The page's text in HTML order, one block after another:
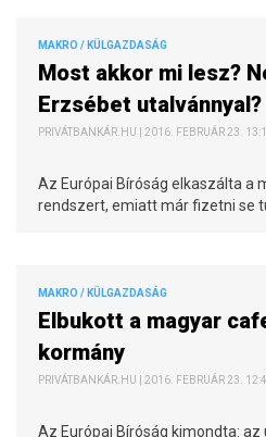
MAKRO / KÜLGAZDASÁG
Most akkor mi lesz?
Erzsébet utalvánnyal?
PRIVÁTBANKÁR.HU | 2016. FEBRUÁR 23.
Az Európai Bíróság elkaszálta a
rendszert, emiatt már fizetni se
MAKRO / KÜLGAZDASÁG
Elbukott a magyar
kormány
PRIVÁTBANKÁR.HU | 2016. FEBRUÁR 23.
Az Európai Bíróság kimondta: